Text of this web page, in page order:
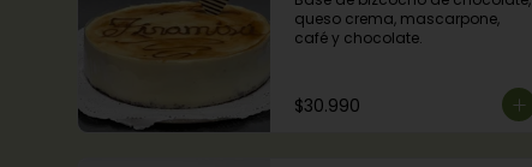
queso crema, mascarpone,
café y chocolate.
$30.990